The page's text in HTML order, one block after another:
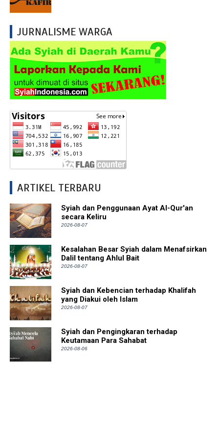
JURNALISME WARGA
ARTIKEL TERBARU
Syiah dan Penggunaan Ayat Al-Qur'an
secara Keliru
2026-08-07
Kesalahan Besar Syiah dalam Menafsirkan
Dalil tentang Ahlul Bait
2026-08-07
Syiah dan Kebencian terhadap Khalifah
yang Diakui oleh Islam
2026-08-07
Syiah dan Pengingkaran terhadap
Keutamaan Para Sahabat
2026-08-06